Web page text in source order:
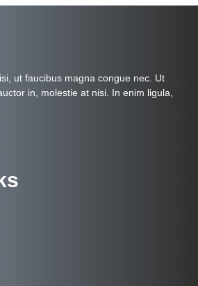
ut faucibus magna congue nec. Ut
in, molestie at nisi. In enim ligula,